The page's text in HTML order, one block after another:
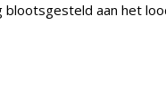
aan het